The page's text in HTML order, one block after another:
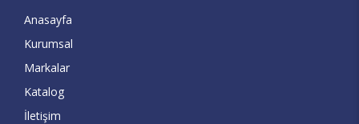
Anasayfa
Kurumsal
Markalar
Katalog
İletişim